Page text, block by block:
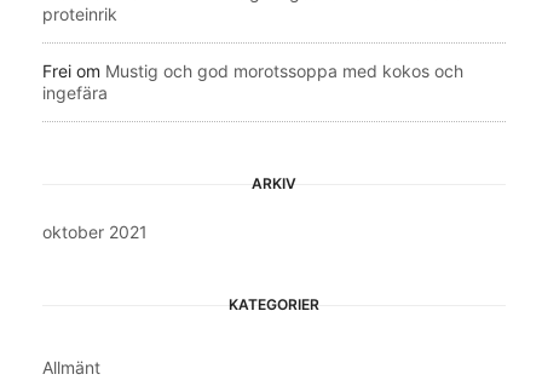
proteinrik
Frei om Mustig och god morotssoppa med kokos och
ingefära
ARKIV
oktober 2021
KATEGORIER
Allmänt